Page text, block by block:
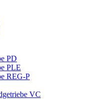
PD
PLE
REG-P
VC